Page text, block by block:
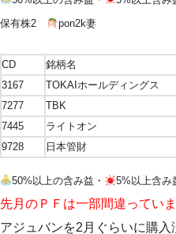
保有株2
pon2k妻
CD 銘柄名
3167
TOKAIホールディングス
7277
TBK
7445
ライトオン
9728
日本管財
50%以上の含み益・ 5%以上含み
先月のＰＦは一部間違ってい
アジュバンを2月ぐらいに購入